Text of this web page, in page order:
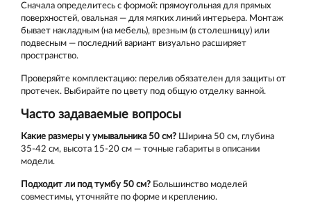
Сначала определитесь с формой: прямоугольная для прямых
поверхностей, овальная — для мягких линий интерьера. Монтаж
бывает накладным (на мебель), врезным (в столешницу) или
подвесным — последний вариант визуально расширяет
пространство.
Проверяйте комплектацию: перелив обязателен для защиты от
протечек. Выбирайте по цвету под общую отделку ванной.
Часто задаваемые вопросы
Какие размеры у умывальника 50 см? Ширина 50 см, глубина
35-42 см, высота 15-20 см — точные габариты в описании
модели.
Подходит ли под тумбу 50 см? Большинство моделей
совместимы, уточняйте по форме и креплению.